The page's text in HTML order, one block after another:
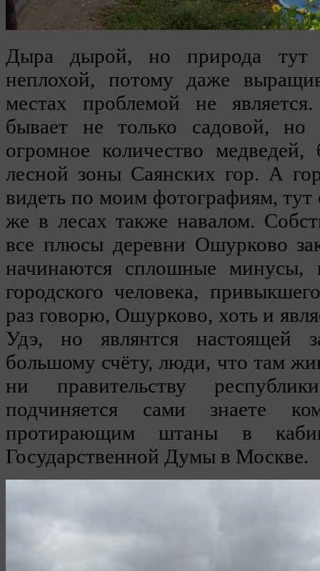
Дыра дырой, но природа тут
неплохой, потому даже
местах проблемой не
бывает не только садовой,
огромное количество
лесной зоны Саянских гор. А
видеть по моим фотографиям, тут
же в лесах также навалом.
все плюсы деревни Ошурково
начинаются сплошные минусы,
городского человека,
раз говорю, Ошурково, хоть и
Удэ, но являнтся настоящей
большому счёту, люди, что там
ни правительству
подчиняется сами знаете
протирающим штаны в
Государственной Думы в Москве.